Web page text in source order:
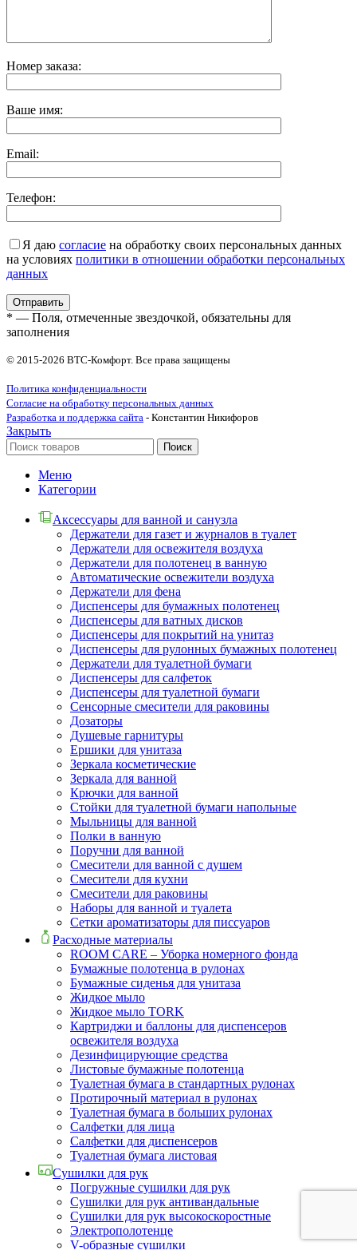
Номер заказа:
Ваше имя:
Email:
Телефон:
Я даю согласие на обработку своих персональных данных
на условиях политики в отношении обработки персональных
данных
* — Поля, отмеченные звездочкой, обязательны для
заполнения
© 2015-2026 ВТС-Комфорт. Все права защищены
Политика конфиденциальности
Согласие на обработку персональных данных
Разработка и поддержка сайта - Константин Никифоров
Закрыть
Поиск
Меню
Категории
Аксессуары для ванной и санузла
Держатели для газет и журналов в туалет
Держатели для освежителя воздуха
Держатели для полотенец в ванную
Автоматические освежители воздуха
Держатели для фена
Диспенсеры для бумажных полотенец
Диспенсеры для ватных дисков
Диспенсеры для покрытий на унитаз
Диспенсеры для рулонных бумажных полотенец
Держатели для туалетной бумаги
Диспенсеры для салфеток
Диспенсеры для туалетной бумаги
Сенсорные смесители для раковины
Дозаторы
Душевые гарнитуры
Ершики для унитаза
Зеркала косметические
Зеркала для ванной
Крючки для ванной
Стойки для туалетной бумаги напольные
Мыльницы для ванной
Полки в ванную
Поручни для ванной
Смесители для ванной с душем
Смесители для кухни
Смесители для раковины
Наборы для ванной и туалета
Сетки ароматизаторы для писсуаров
Расходные материалы
ROOM CARE – Уборка номерного фонда
Бумажные полотенца в рулонах
Бумажные сиденья для унитаза
Жидкое мыло
Жидкое мыло TORK
Картриджи и баллоны для диспенсеров
освежителя воздуха
Дезинфицирующие средства
Листовые бумажные полотенца
Туалетная бумага в стандартных рулонах
Протирочный материал в рулонах
Туалетная бумага в больших рулонах
Салфетки для лица
Салфетки для диспенсеров
Туалетная бумага листовая
Сушилки для рук
Погружные сушилки для рук
Сушилки для рук антивандальные
Сушилки для рук высокоскоростные
Электрополотенце
V-образные сушилки